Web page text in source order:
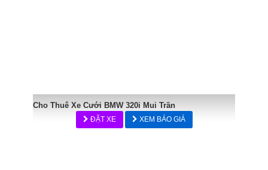
Cho Thuê Xe Cưới BMW 320i Mui Trần
ĐẶT XE XEM BÁO GIÁ